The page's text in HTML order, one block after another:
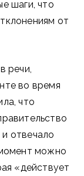
шаги, что
от
речи,
во время
что
отвечало
можно
«действует